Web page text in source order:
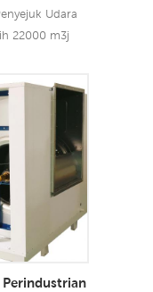
Jauh Udara
22000 m3j
terkemuka
udara
angin sejuk
pengguna, ia
reka
udara dwi
yang lebih
kawas15
Perindustrian